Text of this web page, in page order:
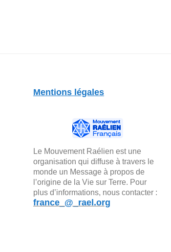
Mentions légales
Le Mouvement Raélien est une
organisation qui diffuse à travers le
monde un Message à propos de
l’origine de la Vie sur Terre. Pour
plus d’informations, nous contacter :
france_@_rael.org